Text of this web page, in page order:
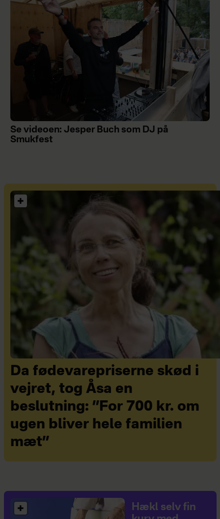
Se videoen: Jesper Buch som DJ på
Smukfest
Da fødevarepriserne skød i
vejret, tog Åsa en
beslutning: ”For 700 kr. om
ugen bliver hele familien
mæt”
Hækl selv fin